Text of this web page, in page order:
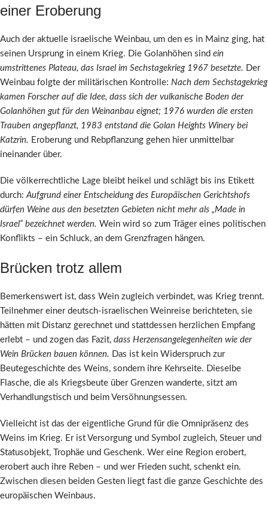
einer Eroberung
Auch der aktuelle israelische Weinbau, um den es in Mainz ging, hat
seinen Ursprung in einem Krieg. Die Golanhöhen sind ein
umstrittenes Plateau, das Israel im Sechstagekrieg 1967 besetzte. Der
Weinbau folgte der militärischen Kontrolle: Nach dem Sechstagekrieg
kamen Forscher auf die Idee, dass sich der vulkanische Boden der
Golanhöhen gut für den Weinanbau eignet; 1976 wurden die ersten
Trauben angepflanzt, 1983 entstand die Golan Heights Winery bei
Katzrin. Eroberung und Rebpflanzung gehen hier unmittelbar
ineinander über.
Die völkerrechtliche Lage bleibt heikel und schlägt bis ins Etikett
durch:Aufgrund einer Entscheidung des Europäischen Gerichtshofs
dürfen Weine aus den besetzten Gebieten nicht mehr als „Made in
Israel“ bezeichnet werden. Wein wird so zum Träger eines politischen
Konflikts – ein Schluck, an dem Grenzfragen hängen.
Brücken trotz allem
Bemerkenswert ist, dass Wein zugleich verbindet, was Krieg trennt.
Teilnehmer einer deutsch-israelischen Weinreise berichteten, sie
hätten mit Distanz gerechnet und stattdessen herzlichen Empfang
erlebt – und zogen das Fazit, dass Herzensangelegenheiten wie der
Wein Brücken bauen können. Das ist kein Widerspruch zur
Beutegeschichte des Weins, sondern ihre Kehrseite. Dieselbe
Flasche, die als Kriegsbeute über Grenzen wanderte, sitzt am
Verhandlungstisch und beim Versöhnungsessen.
Vielleicht ist das der eigentliche Grund für die Omnipräsenz des
Weins im Krieg. Er ist Versorgung und Symbol zugleich, Steuer und
Statusobjekt, Trophäe und Geschenk. Wer eine Region erobert,
erobert auch ihre Reben – und wer Frieden sucht, schenkt ein.
Zwischen diesen beiden Gesten liegt fast die ganze Geschichte des
europäischen Weinbaus.